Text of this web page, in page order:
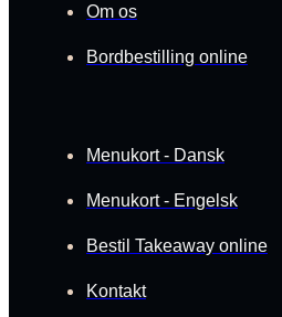
Om os
Bordbestilling online
Menukort - Dansk
Menukort - Engelsk
Bestil Takeaway online
Kontakt